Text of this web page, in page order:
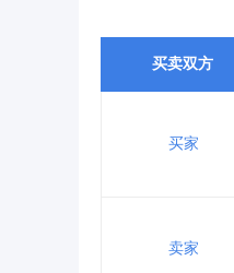
买卖双方
买家
卖家